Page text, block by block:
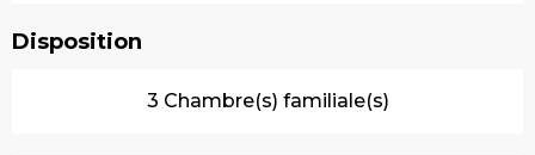
Disposition
3 Chambre(s) familiale(s)